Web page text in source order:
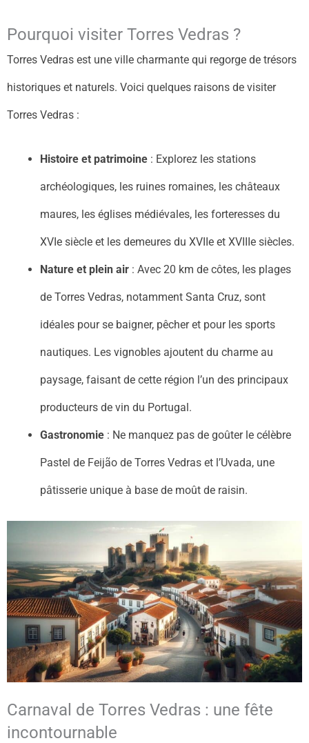
Pourquoi visiter Torres Vedras ?
Torres Vedras est une ville charmante qui regorge de trésors
historiques et naturels. Voici quelques raisons de visiter
Torres Vedras :
Histoire et patrimoine : Explorez les stations
archéologiques, les ruines romaines, les châteaux
maures, les églises médiévales, les forteresses du
XVIe siècle et les demeures du XVIIe et XVIIIe siècles.
Nature et plein air : Avec 20 km de côtes, les plages
de Torres Vedras, notamment Santa Cruz, sont
idéales pour se baigner, pêcher et pour les sports
nautiques. Les vignobles ajoutent du charme au
paysage, faisant de cette région l’un des principaux
producteurs de vin du Portugal.
Gastronomie : Ne manquez pas de goûter le célèbre
Pastel de Feijão de Torres Vedras et l’Uvada, une
pâtisserie unique à base de moût de raisin.
Carnaval de Torres Vedras : une fête
incontournable